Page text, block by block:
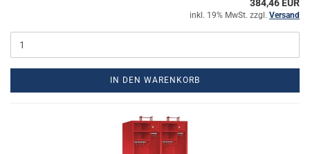
384,46 EUR
inkl. 19% MwSt. zzgl. Versand
IN DEN WARENKORB